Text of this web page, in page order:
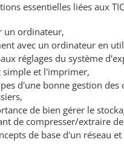
essentielles liées aux
un ordinateur,
avec un ordinateur en
réglages du système
simple et l'imprimer,
d'une bonne gestion
de bien gérer le
de compresser/extraire
de base d'un réseau